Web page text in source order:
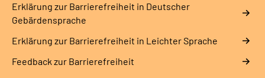
Erklärung zur Barrierefreiheit in Deutscher
Gebärdensprache
Erklärung zur Barrierefreiheit in Leichter Sprache
Feedback zur Barrierefreiheit